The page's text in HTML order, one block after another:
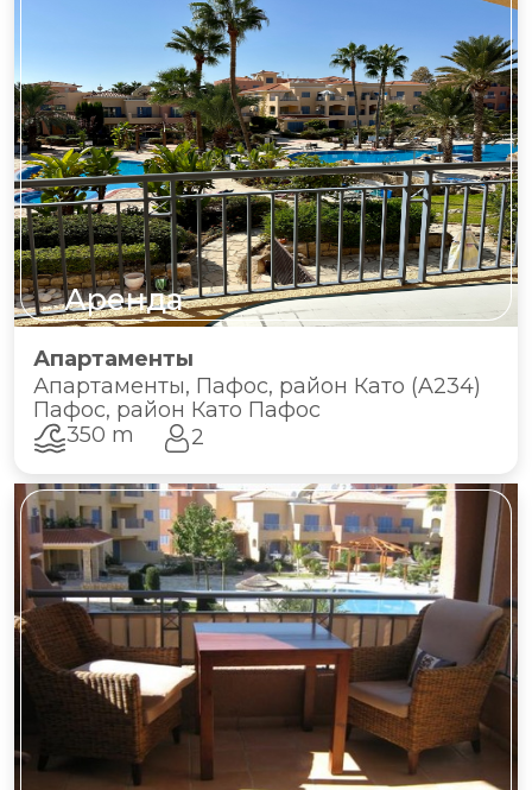
Аренда
Апартаменты
Апартаменты, Пафос, район Като (A234)
Пафос, район Като Пафос
350 m
2